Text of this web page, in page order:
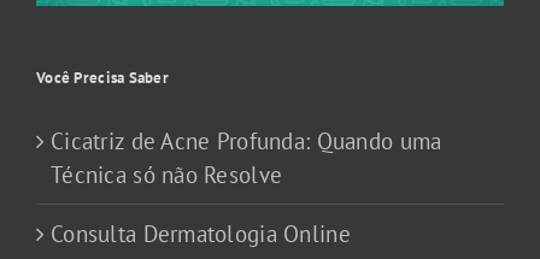
Você Precisa Saber
Cicatriz de Acne Profunda: Quando uma
Técnica só não Resolve
Consulta Dermatologia Online